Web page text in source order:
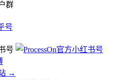
群
→